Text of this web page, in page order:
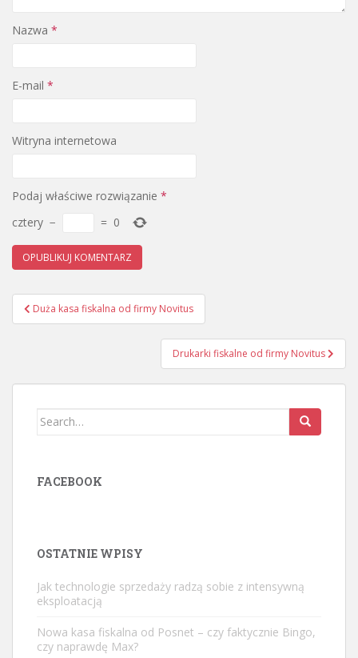
Nazwa *
E-mail *
Witryna internetowa
Podaj właściwe rozwiązanie *
cztery − = 0
Nawigacja
wpisu
Duża kasa fiskalna od firmy Novitus
Drukarki fiskalne od firmy Novitus
Search
FACEBOOK
OSTATNIE WPISY
Jak technologie sprzedaży radzą sobie z intensywną
eksploatacją
Nowa kasa fiskalna od Posnet – czy faktycznie Bingo,
czy naprawdę Max?